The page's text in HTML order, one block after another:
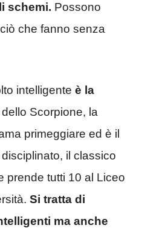
schemi. Possono
che fanno senza
intelligente è la
Scorpione, la
primeggiare ed è il
il classico
prende tutti 10 al Liceo
Si tratta di
ma anche